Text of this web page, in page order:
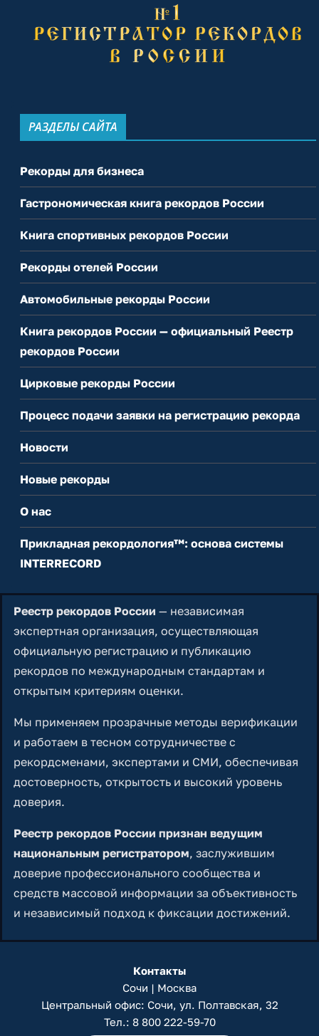
РАЗДЕЛЫ САЙТА
Рекорды для бизнеса
Гастрономическая книга рекордов России
Книга спортивных рекордов России
Рекорды отелей России
Автомобильные рекорды России
Книга рекордов России — официальный Реестр
рекордов России
Цирковые рекорды России
Процесс подачи заявки на регистрацию рекорда
Новости
Новые рекорды
О нас
Прикладная рекордология™: основа системы
INTERRECORD
Реестр рекордов России — независимая
экспертная организация, осуществляющая
официальную регистрацию и публикацию
рекордов по международным стандартам и
открытым критериям оценки.
Мы применяем прозрачные методы верификации
и работаем в тесном сотрудничестве с
рекордсменами, экспертами и СМИ, обеспечивая
достоверность, открытость и высокий уровень
доверия.
Реестр рекордов России признан ведущим
национальным регистратором, заслужившим
доверие профессионального сообщества и
средств массовой информации за объективность
и независимый подход к фиксации достижений.
Контакты
Сочи | Москва
Центральный офис: Сочи, ул. Полтавская, 32
Тел.: 8 800 222-59-70